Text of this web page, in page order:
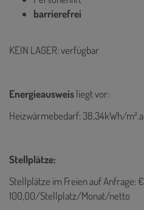
barrierefrei
KEIN LAGER: verfügbar
Energieausweisliegt vor:
Heizwärmebedarf: 38,34kWh/m².a
Stellplätze:
Stellplätze im Freien auf Anfrage: €
100,00/Stellplatz/Monat/netto